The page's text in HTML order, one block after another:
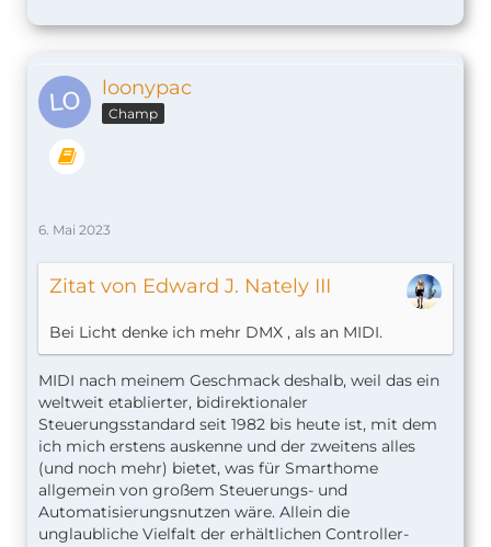
loonypac
Champ
6. Mai 2023
Zitat von Edward J. Nately III
Bei Licht denke ich mehr DMX , als an MIDI.
MIDI nach meinem Geschmack deshalb, weil das ein
weltweit etablierter, bidirektionaler
Steuerungsstandard seit 1982 bis heute ist, mit dem
ich mich erstens auskenne und der zweitens alles
(und noch mehr) bietet, was für Smarthome
allgemein von großem Steuerungs- und
Automatisierungsnutzen wäre. Allein die
unglaubliche Vielfalt der erhältlichen Controller-